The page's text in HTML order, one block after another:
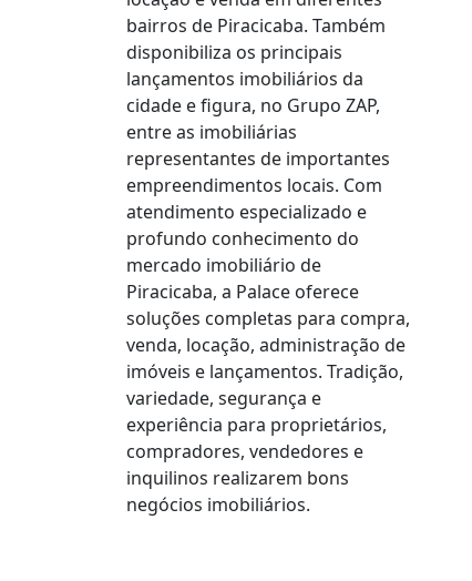
bairros de Piracicaba. Também
disponibiliza os principais
lançamentos imobiliários da
cidade e figura, no Grupo ZAP,
entre as imobiliárias
representantes de importantes
empreendimentos locais. Com
atendimento especializado e
profundo conhecimento do
mercado imobiliário de
Piracicaba, a Palace oferece
soluções completas para compra,
venda, locação, administração de
imóveis e lançamentos. Tradição,
variedade, segurança e
experiência para proprietários,
compradores, vendedores e
inquilinos realizarem bons
negócios imobiliários.